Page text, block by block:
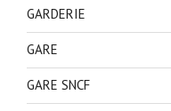
GARDERIE
GARE
GARE SNCF